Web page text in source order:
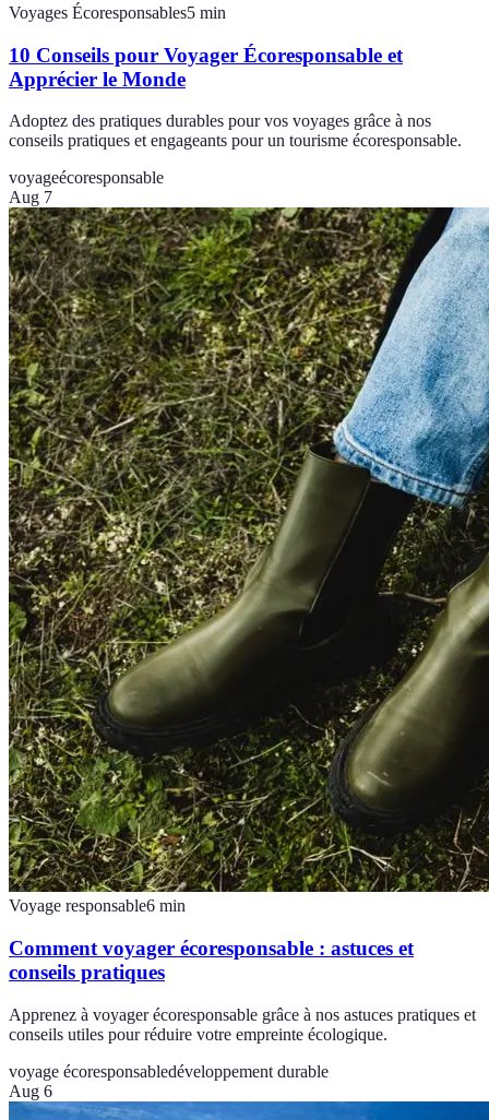
Voyages Écoresponsables5 min
10 Conseils pour Voyager Écoresponsable et
Apprécier le Monde
Adoptez des pratiques durables pour vos voyages grâce à nos
conseils pratiques et engageants pour un tourisme écoresponsable.
voyageécoresponsable
Aug 7
Voyage responsable6 min
Comment voyager écoresponsable : astuces et
conseils pratiques
Apprenez à voyager écoresponsable grâce à nos astuces pratiques et
conseils utiles pour réduire votre empreinte écologique.
voyage écoresponsabledéveloppement durable
Aug 6